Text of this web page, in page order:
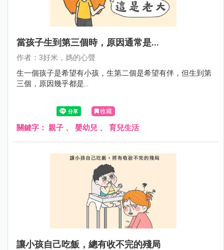
當孩子生到第三個時，原因通常是...
作者：3好米，媽的心聲
生一個孩子是希望有小孩，生第二個是希望有伴，但生到第
三個，原因幾乎都是...
收藏
關鍵字： 親子 、 嬰幼兒 、 育兒生活
讓小孩自己吃飯，總有收不完的殘局